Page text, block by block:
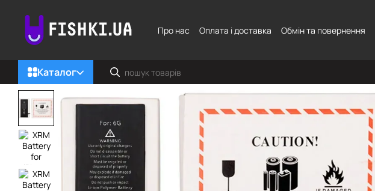
Про нас
Оплата і доставка Обмін та повернення
Каталог